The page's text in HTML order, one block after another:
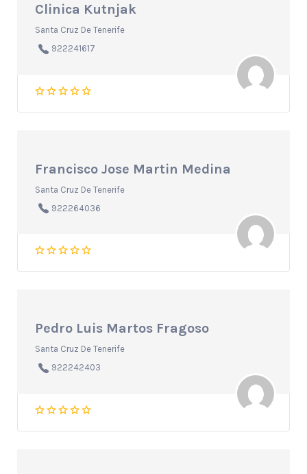
Clinica Kutnjak
Santa Cruz De Tenerife
922241617
Francisco Jose Martin Medina
Santa Cruz De Tenerife
922264036
Pedro Luis Martos Fragoso
Santa Cruz De Tenerife
922242403